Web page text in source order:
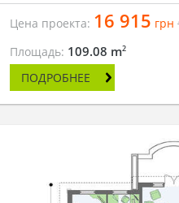
Цена проекта: 16 915 грн
Площадь: 109.08 m2
ПОДРОБНЕЕ